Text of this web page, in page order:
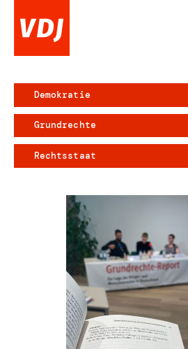
Demokratie
Grundrechte
Rechtsstaat